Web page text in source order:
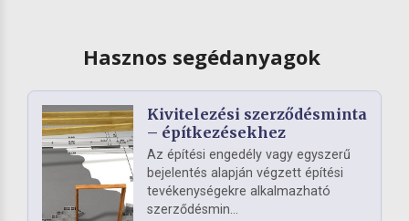
Hasznos segédanyagok
Kivitelezési szerződésminta
– építkezésekhez
Az építési engedély vagy egyszerű
bejelentés alapján végzett építési
tevékenységekre alkalmazható
szerződésmin...